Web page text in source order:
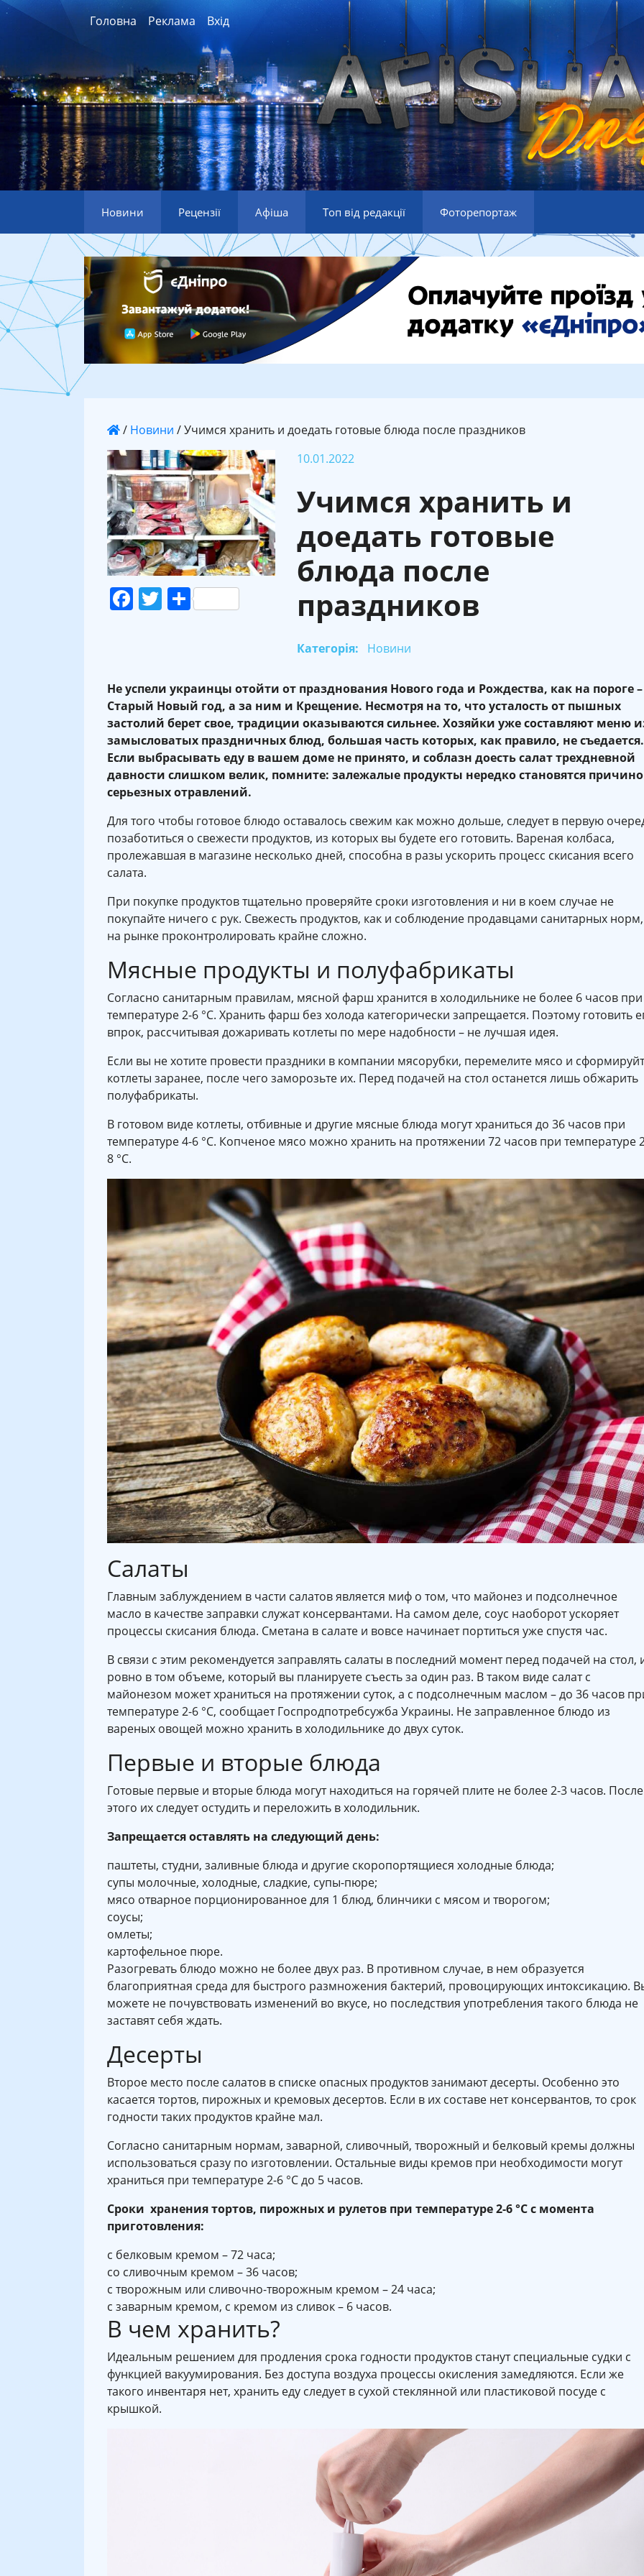
Головна Реклама Вхід
Новини Рецензії Афіша Топ від редакції Фоторепортаж
/ Новини /Учимся хранить и доедать готовые блюда после праздников
Facebook
Twitter
Поділитися
10.01.2022
Учимся хранить и
доедать готовые
блюда после
праздников
Категорія: Новини
Не успели украинцы отойти от празднования Нового года и Рождества, как на пороге –
Старый Новый год, а за ним и Крещение. Несмотря на то, что усталость от пышных
застолий берет свое, традиции оказываются сильнее. Хозяйки уже составляют меню
замысловатых праздничных блюд, большая часть которых, как правило, не съедается.
Если выбрасывать еду в вашем доме не принято, и соблазн доесть салат трехдневной
давности слишком велик, помните: залежалые продукты нередко становятся
серьезных отравлений.
Для того чтобы готовое блюдо оставалось свежим как можно дольше, следует в первую
позаботиться о свежести продуктов, из которых вы будете его готовить. Вареная колбаса,
пролежавшая в магазине несколько дней, способна в разы ускорить процесс скисания всего
салата.
При покупке продуктов тщательно проверяйте сроки изготовления и ни в коем случае не
покупайте ничего с рук. Свежесть продуктов, как и соблюдение продавцами санитарных норм,
на рынке проконтролировать крайне сложно.
Мясные продукты и полуфабрикаты
Согласно санитарным правилам, мясной фарш хранится в холодильнике не более 6 часов при
температуре 2-6 °C. Хранить фарш без холода категорически запрещается. Поэтому готовить
впрок, рассчитывая дожаривать котлеты по мере надобности – не лучшая идея.
Если вы не хотите провести праздники в компании мясорубки, перемелите мясо и
котлеты заранее, после чего заморозьте их. Перед подачей на стол останется лишь обжарить
полуфабрикаты.
В готовом виде котлеты, отбивные и другие мясные блюда могут храниться до 36 часов при
температуре 4-6 °C. Копченое мясо можно хранить на протяжении 72 часов при температуре
8 °C.
Салаты
Главным заблуждением в части салатов является миф о том, что майонез и подсолнечное
масло в качестве заправки служат консервантами. На самом деле, соус наоборот ускоряет
процессы скисания блюда. Сметана в салате и вовсе начинает портиться уже спустя час.
В связи с этим рекомендуется заправлять салаты в последний момент перед подачей на стол,
ровно в том объеме, который вы планируете съесть за один раз. В таком виде салат с
майонезом может храниться на протяжении суток, а с подсолнечным маслом – до 36 часов
температуре 2-6 °C, сообщает Госпродпотребсужба Украины. Не заправленное блюдо из
вареных овощей можно хранить в холодильнике до двух суток.
Первые и вторые блюда
Готовые первые и вторые блюда могут находиться на горячей плите не более 2-3 часов. После
этого их следует остудить и переложить в холодильник.
Запрещается оставлять на следующий день:
паштеты, студни, заливные блюда и другие скоропортящиеся холодные блюда;
супы молочные, холодные, сладкие, супы-пюре;
мясо отварное порционированное для 1 блюд, блинчики с мясом и творогом;
соусы;
омлеты;
картофельное пюре.
Разогревать блюдо можно не более двух раз. В противном случае, в нем образуется
благоприятная среда для быстрого размножения бактерий, провоцирующих интоксикацию.
можете не почувствовать изменений во вкусе, но последствия употребления такого блюда не
заставят себя ждать.
Десерты
Второе место после салатов в списке опасных продуктов занимают десерты. Особенно это
касается тортов, пирожных и кремовых десертов. Если в их составе нет консервантов, то срок
годности таких продуктов крайне мал.
Согласно санитарным нормам, заварной, сливочный, творожный и белковый кремы должны
использоваться сразу по изготовлении. Остальные виды кремов при необходимости могут
храниться при температуре 2-6 °C до 5 часов.
Сроки хранения тортов, пирожных и рулетов при температуре 2-6 °C с момента
приготовления:
с белковым кремом – 72 часа;
со сливочным кремом – 36 часов;
с творожным или сливочно-творожным кремом – 24 часа;
с заварным кремом, с кремом из сливок – 6 часов.
В чем хранить?
Идеальным решением для продления срока годности продуктов станут специальные судки с
функцией вакуумирования. Без доступа воздуха процессы окисления замедляются. Если же
такого инвентаря нет, хранить еду следует в сухой стеклянной или пластиковой посуде с
крышкой.